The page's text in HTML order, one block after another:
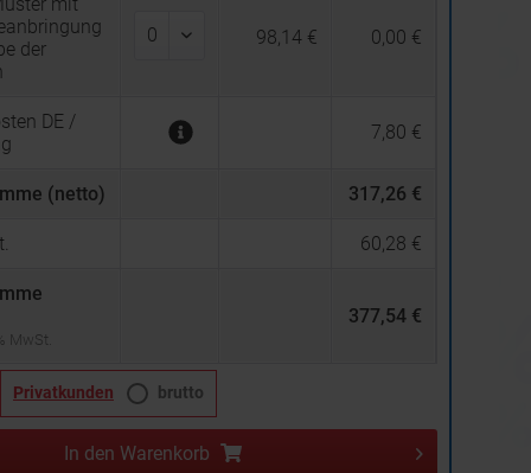
der
98,14 € 0,00 €
DE /
7,80 €
(netto) 317,26 €
60,28 €
MwSt.
377,54 €
Privatkunden brutto
In den Warenkorb